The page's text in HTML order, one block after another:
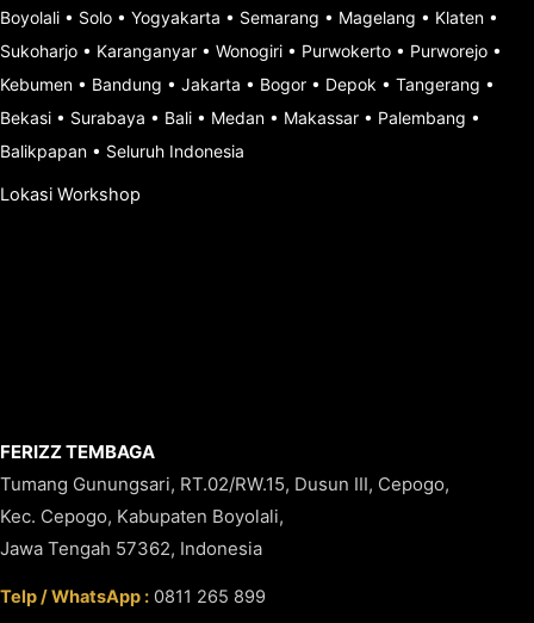
Boyolali • Solo • Yogyakarta • Semarang • Magelang • Klaten •
Sukoharjo • Karanganyar • Wonogiri • Purwokerto • Purworejo •
Kebumen • Bandung • Jakarta • Bogor • Depok • Tangerang •
Bekasi • Surabaya • Bali • Medan • Makassar • Palembang •
Balikpapan • Seluruh Indonesia
Lokasi Workshop
FERIZZ TEMBAGA
Tumang Gunungsari, RT.02/RW.15, Dusun III, Cepogo,
Kec. Cepogo, Kabupaten Boyolali,
Jawa Tengah 57362, Indonesia
Telp / WhatsApp : 0811 265 899